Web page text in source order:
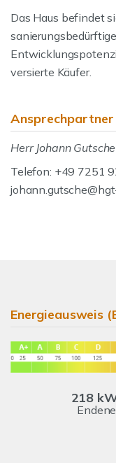
Das Haus befindet
versierte Käufer.
Ansprechpartner
Herr Johann Gutsche
Telefon: +49 7251
Energieausweis
218